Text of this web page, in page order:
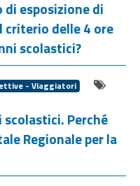
esposizione di
criterio delle 4 ore
scolastici?
- Viaggiatori
Perché
Regionale per la